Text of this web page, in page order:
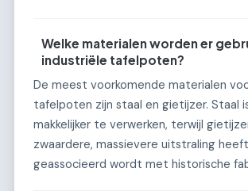
Welke materialen worden er
industriële tafelpoten?
De meest voorkomende materialen
tafelpoten zijn staal en gietijzer. Staal
makkelijker te verwerken, terwijl
zwaardere, massievere uitstraling
geassocieerd wordt met historische